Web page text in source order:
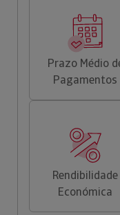
Prazo Médio
Pagamentos
Rendibilidade
Económica